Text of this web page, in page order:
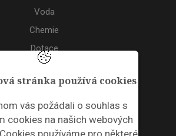
stránka používá cookies
vás požádali o souhlas s
cookies na našich webových
používáme pro některé
Voda
Chemie
Dotace
Akce
ODPADNÍ PLASTY